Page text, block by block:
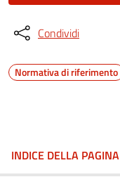
Condividi
Normativa di riferimento
INDICE DELLA PAGINA